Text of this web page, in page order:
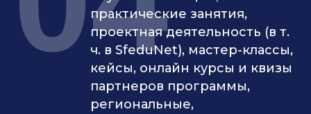
практические занятия,
проектная деятельность (в т.
ч. в SfeduNet), мастер-классы,
кейсы, онлайн курсы и квизы
партнеров программы,
региональные,